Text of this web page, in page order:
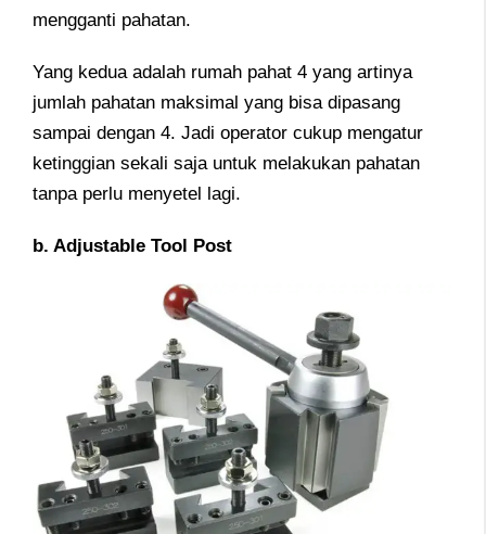
mengganti pahatan.
Yang kedua adalah rumah pahat 4 yang artinya
jumlah pahatan maksimal yang bisa dipasang
sampai dengan 4. Jadi operator cukup mengatur
ketinggian sekali saja untuk melakukan pahatan
tanpa perlu menyetel lagi.
b. Adjustable Tool Post